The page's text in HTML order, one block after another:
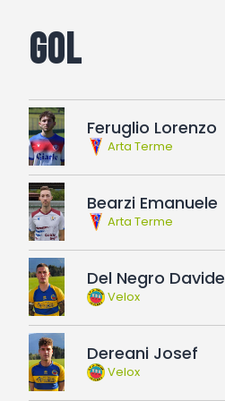
Gol
Feruglio Lorenzo
Arta Terme
Bearzi Emanuele
Arta Terme
Del Negro Davide
Velox
Dereani Josef
Velox